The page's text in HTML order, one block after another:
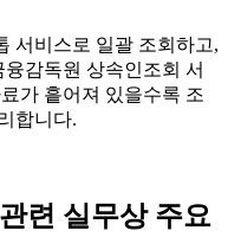
서비스로 일괄 조회하고,
감독원 상속인조회 서
가 흩어져 있을수록 조
합니다.
련 실무상 주요